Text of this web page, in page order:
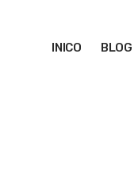
INICO BLOG